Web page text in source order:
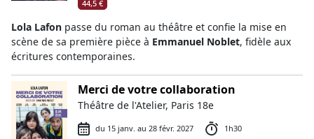
44,5 €
Lola Lafon passe du roman au théâtre et confie la mise en
scène de sa première pièce à Emmanuel Noblet, fidèle aux
écritures contemporaines.
Merci de votre collaboration
Théâtre de l'Atelier, Paris 18e
du 15 janv. au 28 févr. 2027
1h30